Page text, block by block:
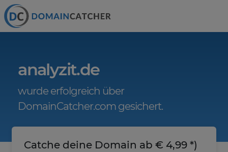
analyzit.de
wurde erfolgreich über
DomainCatcher.com gesichert.
Catche deine Domain ab € 4,99 *)